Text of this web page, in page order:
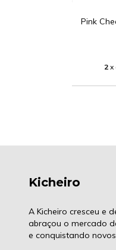
Pink
2 x
Kicheiro
A Kicheiro cresceu e
abraçou o mercado
e conquistando